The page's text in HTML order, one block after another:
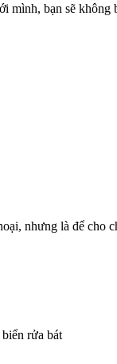
mình, bạn sẽ
nhưng là để cho
rửa bát